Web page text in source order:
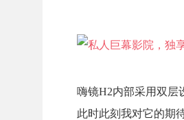
嗨镜H2内部采用双层
此时此刻我对它的期